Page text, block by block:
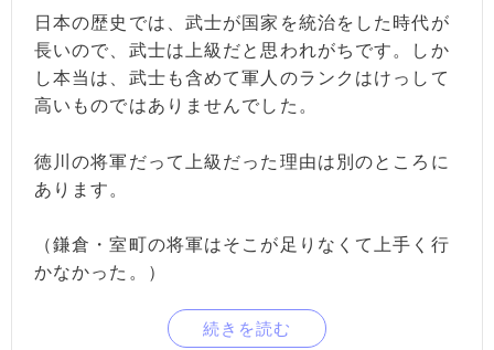
日本の歴史では、武士が国家を統治をした時代が
長いので、武士は上級だと思われがちです。しか
し本当は、武士も含めて軍人のランクはけっして
高いものではありませんでした。
徳川の将軍だって上級だった理由は別のところに
あります。
（鎌倉・室町の将軍はそこが足りなくて上手く行
かなかった。）
続きを読む